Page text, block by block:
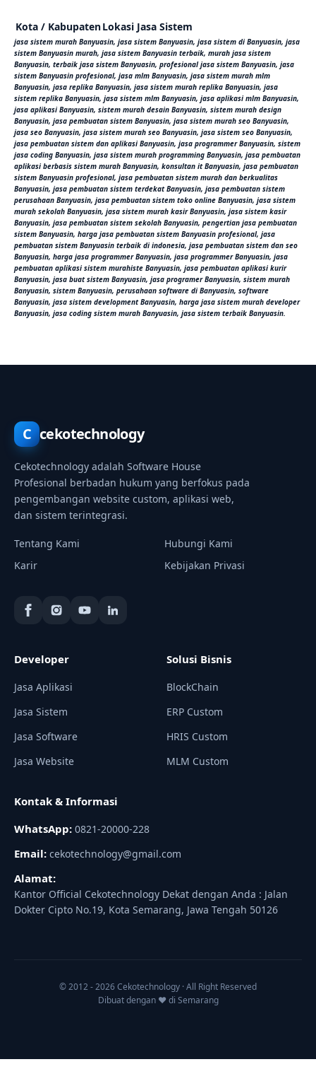
Kota / KabupatenLokasi Jasa Sistem
jasa sistem murah Banyuasin, jasa sistem Banyuasin, jasa sistem di Banyuasin, jasa
sistem Banyuasin murah, jasa sistem Banyuasin terbaik, murah jasa sistem
Banyuasin, terbaik jasa sistem Banyuasin, profesional jasa sistem Banyuasin, jasa
sistem Banyuasin profesional, jasa mlm Banyuasin, jasa sistem murah mlm
Banyuasin, jasa replika Banyuasin, jasa sistem murah replika Banyuasin, jasa
sistem replika Banyuasin, jasa sistem mlm Banyuasin, jasa aplikasi mlm Banyuasin,
jasa aplikasi Banyuasin, sistem murah desain Banyuasin, sistem murah design
Banyuasin, jasa pembuatan sistem Banyuasin, jasa sistem murah seo Banyuasin,
jasa seo Banyuasin, jasa sistem murah seo Banyuasin, jasa sistem seo Banyuasin,
jasa pembuatan sistem dan aplikasi Banyuasin, jasa programmer Banyuasin, sistem
jasa coding Banyuasin, jasa sistem murah programming Banyuasin, jasa pembuatan
aplikasi berbasis sistem murah Banyuasin, konsultan it Banyuasin, jasa pembuatan
sistem Banyuasin profesional, jasa pembuatan sistem murah dan berkualitas
Banyuasin, jasa pembuatan sistem terdekat Banyuasin, jasa pembuatan sistem
perusahaan Banyuasin, jasa pembuatan sistem toko online Banyuasin, jasa sistem
murah sekolah Banyuasin, jasa sistem murah kasir Banyuasin, jasa sistem kasir
Banyuasin, jasa pembuatan sistem sekolah Banyuasin, pengertian jasa pembuatan
sistem Banyuasin, harga jasa pembuatan sistem Banyuasin profesional, jasa
pembuatan sistem Banyuasin terbaik di indonesia, jasa pembuatan sistem dan seo
Banyuasin, harga jasa programmer Banyuasin, jasa programmer Banyuasin, jasa
pembuatan aplikasi sistem murahiste Banyuasin, jasa pembuatan aplikasi kurir
Banyuasin, jasa buat sistem Banyuasin, jasa programer Banyuasin, sistem murah
Banyuasin, sistem Banyuasin, perusahaan software di Banyuasin, software
Banyuasin, jasa sistem development Banyuasin, harga jasa sistem murah developer
Banyuasin, jasa coding sistem murah Banyuasin, jasa sistem terbaik Banyuasin.
C cekotechnology
Cekotechnology adalah Software House
Profesional berbadan hukum yang berfokus pada
pengembangan website custom, aplikasi web,
dan sistem terintegrasi.
Tentang Kami
Hubungi Kami
Karir
Kebijakan Privasi
Developer
Jasa Aplikasi
Jasa Sistem
Jasa Software
Jasa Website
Solusi Bisnis
BlockChain
ERP Custom
HRIS Custom
MLM Custom
Kontak & Informasi
WhatsApp: 0821-20000-228
Email: cekotechnology@gmail.com
Alamat:
Kantor Official Cekotechnology Dekat dengan Anda : Jalan
Dokter Cipto No.19, Kota Semarang, Jawa Tengah 50126
© 2012 - 2026 Cekotechnology · All Right Reserved
Dibuat dengan ♥ di Semarang